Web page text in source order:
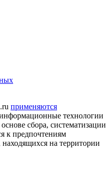
применяются
технологии
сбора, систематизации
к предпочтениям
находящихся на территории